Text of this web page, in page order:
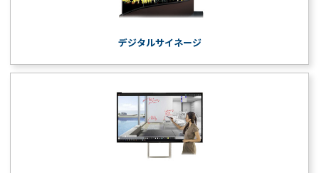
デジタルサイネージ